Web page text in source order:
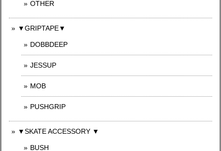
OTHER
▼GRIPTAPE▼
DOBBDEEP
JESSUP
MOB
PUSHGRIP
▼SKATE ACCESSORY ▼
BUSH